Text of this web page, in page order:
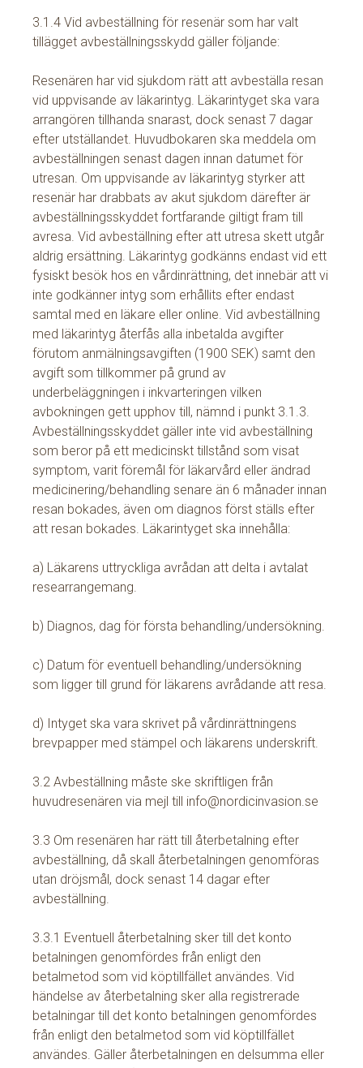
3.1.4 Vid avbeställning för resenär som har valt
tillägget avbeställningsskydd gäller följande:
Resenären har vid sjukdom rätt att avbeställa resan
vid uppvisande av läkarintyg. Läkarintyget ska vara
arrangören tillhanda snarast, dock senast 7 dagar
efter utställandet. Huvudbokaren ska meddela om
avbeställningen senast dagen innan datumet för
utresan. Om uppvisande av läkarintyg styrker att
resenär har drabbats av akut sjukdom därefter är
avbeställningsskyddet fortfarande giltigt fram till
avresa. Vid avbeställning efter att utresa skett utgår
aldrig ersättning. Läkarintyg godkänns endast vid ett
fysiskt besök hos en vårdinrättning, det innebär att vi
inte godkänner intyg som erhållits efter endast
samtal med en läkare eller online. Vid avbeställning
med läkarintyg återfås alla inbetalda avgifter
förutom anmälningsavgiften (1900 SEK) samt den
avgift som tillkommer på grund av
underbeläggningen i inkvarteringen vilken
avbokningen gett upphov till, nämnd i punkt 3.1.3.
Avbeställningsskyddet gäller inte vid avbeställning
som beror på ett medicinskt tillstånd som visat
symptom, varit föremål för läkarvård eller ändrad
medicinering/behandling senare än 6 månader innan
resan bokades, även om diagnos först ställs efter
att resan bokades. Läkarintyget ska innehålla:
a) Läkarens uttryckliga avrådan att delta i avtalat
researrangemang.
b) Diagnos, dag för första behandling/undersökning.
c) Datum för eventuell behandling/undersökning
som ligger till grund för läkarens avrådande att resa.
d) Intyget ska vara skrivet på vårdinrättningens
brevpapper med stämpel och läkarens underskrift.
3.2 Avbeställning måste ske skriftligen från
huvudresenären via mejl till info@nordicinvasion.se
3.3 Om resenären har rätt till återbetalning efter
avbeställning, då skall återbetalningen genomföras
utan dröjsmål, dock senast 14 dagar efter
avbeställning.
3.3.1 Eventuell återbetalning sker till det konto
betalningen genomfördes från enligt den
betalmetod som vid köptillfället användes. Vid
händelse av återbetalning sker alla registrerade
betalningar till det konto betalningen genomfördes
från enligt den betalmetod som vid köptillfället
användes. Gäller återbetalningen en delsumma eller